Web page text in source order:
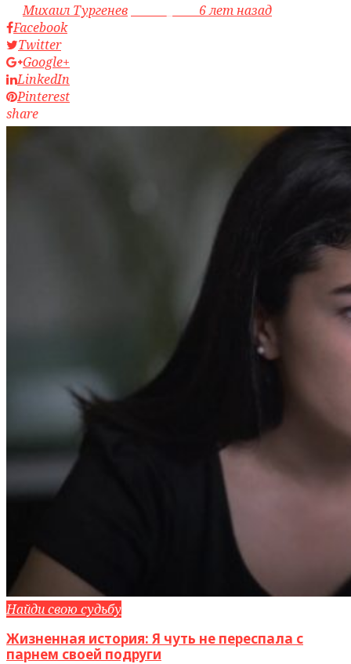
byМихаил Тургенев
6 лет назад
Facebook
Twitter
Google+
LinkedIn
Pinterest
share
Найди свою судьбу
Жизненная история: Я чуть не переспала с
парнем своей подруги